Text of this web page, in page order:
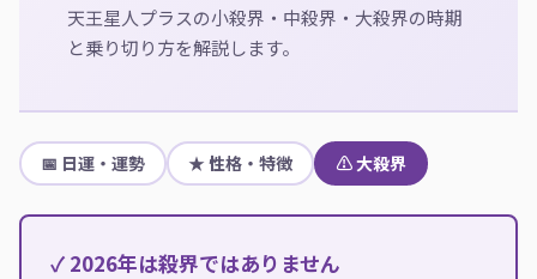
天王星人プラスの小殺界・中殺界・大殺界の時期
と乗り切り方を解説します。
📅 日運・運勢 ★ 性格・特徴 ⚠ 大殺界
✓ 2026年は殺界ではありません